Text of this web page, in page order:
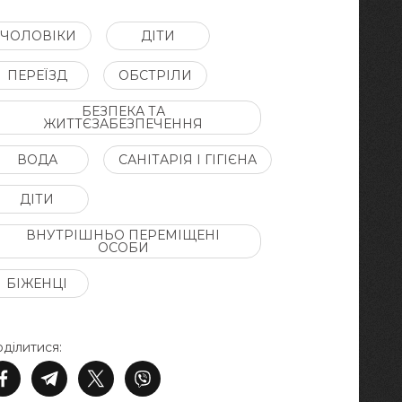
ЧОЛОВІКИ ДІТИ
ПЕРЕЇЗД ОБСТРІЛИ
БЕЗПЕКА ТА
ЖИТТЄЗАБЕЗПЕЧЕННЯ
ВОДА САНІТАРІЯ І ГІГІЄНА
ДІТИ
ВНУТРІШНЬО ПЕРЕМІЩЕНІ
ОСОБИ
БІЖЕНЦІ